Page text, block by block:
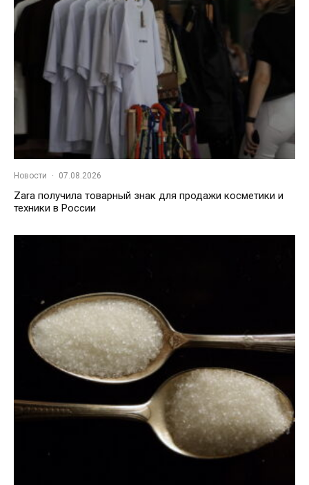
Новости · 07.08.2026
Zara получила товарный знак для продажи косметики и
техники в России